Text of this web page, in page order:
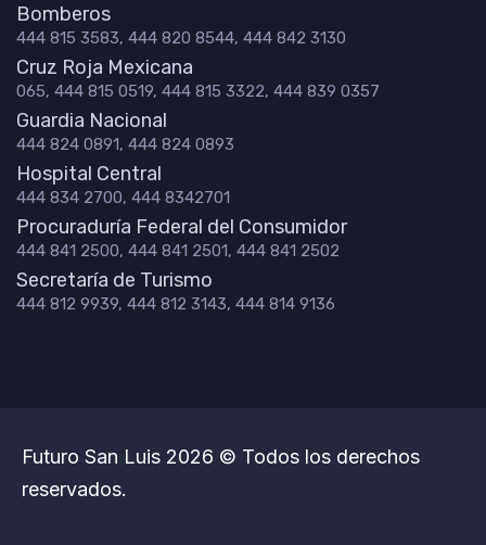
Bomberos
444 815 3583, 444 820 8544, 444 842 3130
Cruz Roja Mexicana
065, 444 815 0519, 444 815 3322, 444 839 0357
Guardia Nacional
444 824 0891, 444 824 0893
Hospital Central
444 834 2700, 444 8342701
Procuraduría Federal del Consumidor
444 841 2500, 444 841 2501, 444 841 2502
Secretaría de Turismo
444 812 9939, 444 812 3143, 444 814 9136
Futuro San Luis 2026 © Todos los derechos
reservados.